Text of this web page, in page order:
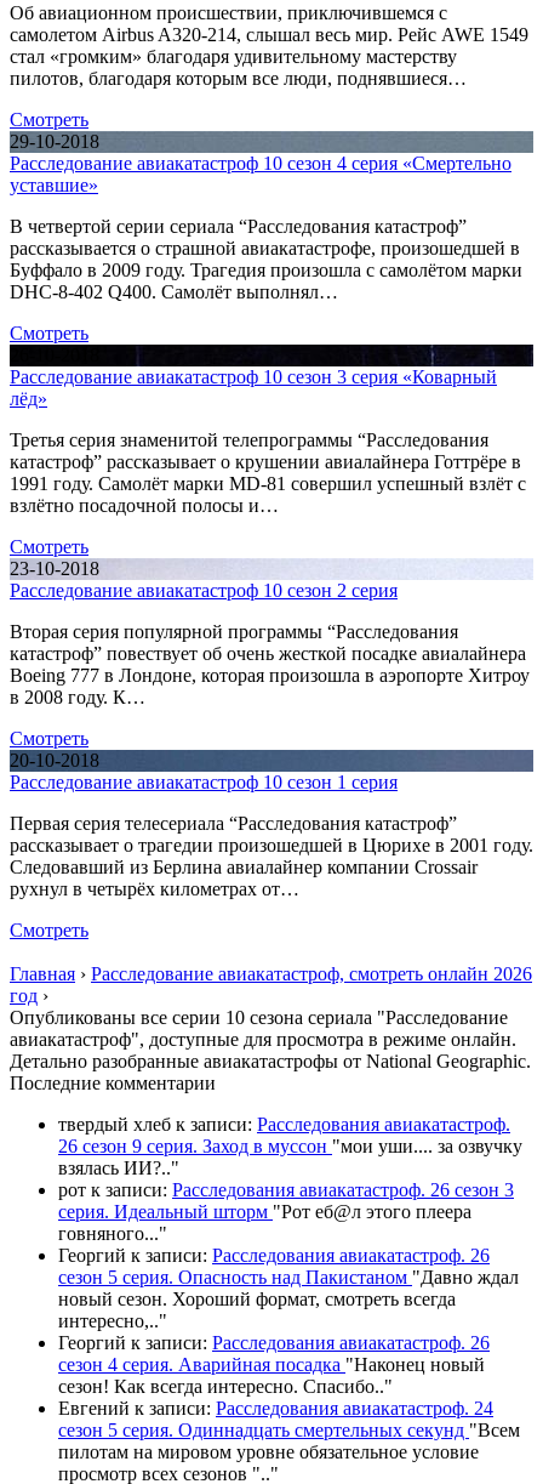
Об авиационном происшествии, приключившемся с
самолетом Airbus A320-214, слышал весь мир. Рейс AWE 1549
стал «громким» благодаря удивительному мастерству
пилотов, благодаря которым все люди, поднявшиеся…
Смотреть
29-10-2018
Расследование авиакатастроф 10 сезон 4 серия «Смертельно
уставшие»
В четвертой серии сериала “Расследования катастроф”
рассказывается о страшной авиакатастрофе, произошедшей в
Буффало в 2009 году. Трагедия произошла с самолётом марки
DHC-8-402 Q400. Самолёт выполнял…
Смотреть
Расследование авиакатастроф 10 сезон 3 серия «Коварный
лёд»
Третья серия знаменитой телепрограммы “Расследования
катастроф” рассказывает о крушении авиалайнера Готтрёре в
1991 году. Самолёт марки MD-81 совершил успешный взлёт с
взлётно посадочной полосы и…
Смотреть
23-10-2018
Расследование авиакатастроф 10 сезон 2 серия
Вторая серия популярной программы “Расследования
катастроф” повествует об очень жесткой посадке авиалайнера
Boeing 777 в Лондоне, которая произошла в аэропорте Хитроу
в 2008 году. К…
Смотреть
20-10-2018
Расследование авиакатастроф 10 сезон 1 серия
Первая серия телесериала “Расследования катастроф”
рассказывает о трагедии произошедшей в Цюрихе в 2001 году.
Следовавший из Берлина авиалайнер компании Crossair
рухнул в четырёх километрах от…
Смотреть
Главная › Расследование авиакатастроф, смотреть онлайн 2026
год ›
Опубликованы все серии 10 сезона сериала "Расследование
авиакатастроф", доступные для просмотра в режиме онлайн.
Детально разобранные авиакатастрофы от National Geographic.
Последние комментарии
твердый хлеб к записи: Расследования авиакатастроф.
26 сезон 9 серия. Заход в муссон "мои уши.... за озвучку
взялась ИИ?.."
рот к записи: Расследования авиакатастроф. 26 сезон 3
серия. Идеальный шторм "Рот еб@л этого плеера
говняного..."
Георгий к записи: Расследования авиакатастроф. 26
сезон 5 серия. Опасность над Пакистаном "Давно ждал
новый сезон. Хороший формат, смотреть всегда
интересно,.."
Георгий к записи: Расследования авиакатастроф. 26
сезон 4 серия. Аварийная посадка "Наконец новый
сезон! Как всегда интересно. Спасибо.."
Евгений к записи: Расследования авиакатастроф. 24
сезон 5 серия. Одиннадцать смертельных секунд "Всем
пилотам на мировом уровне обязательное условие
просмотр всех сезонов ".."